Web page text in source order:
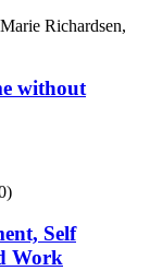
Richardsen,
without
Self
Work